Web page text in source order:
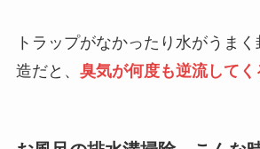
トラップがなかったり水がうま
造だと、 臭気が何度も逆流してく